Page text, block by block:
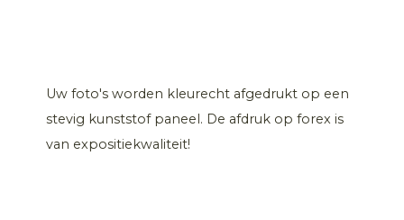
Uw foto's worden kleurecht afgedrukt op een
stevig kunststof paneel. De afdruk op forex is
van expositiekwaliteit!